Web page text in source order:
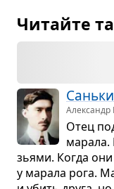
Читайте
Александр
Отец
марала.
зьями. Когда
у марала рога.